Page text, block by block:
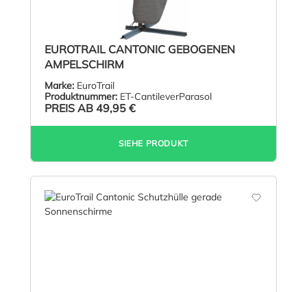
EUROTRAIL CANTONIC GEBOGENEN
AMPELSCHIRM
Marke: EuroTrail
Produktnummer: ET-CantileverParasol
PREIS AB 49,95 €
SIEHE PRODUKT